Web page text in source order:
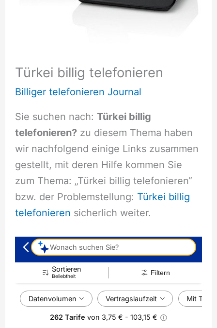
Türkei billig telefonieren
Billiger telefonieren Journal
Sie suchen nach: Türkei billig
telefonieren?zu diesem Thema haben
wir nachfolgend einige Links zusammen
gestellt, mit deren Hilfe kommen Sie
zum Thema: „Türkei billig telefonieren“
bzw. der Problemstellung: Türkei billig
telefonieren sicherlich weiter.